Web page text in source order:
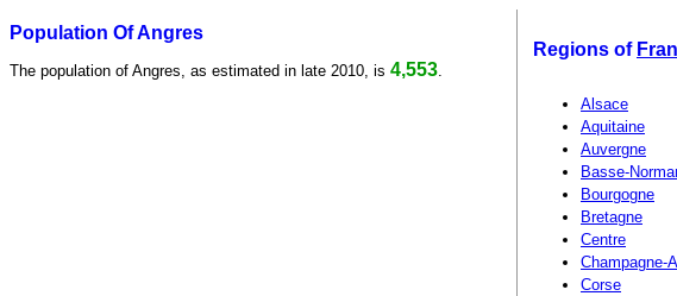
Population Of Angres
The population of Angres, as estimated in late 2010, is 4,553
Regions of
Alsace
Aquitaine
Auvergne
Basse-
Bourgogne
Bretagne
Centre
Champagne-
Corse